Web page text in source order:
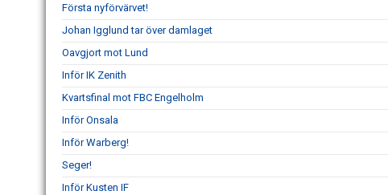
Första nyförvärvet!
Johan Igglund tar över damlaget
Oavgjort mot Lund
Inför IK Zenith
Kvartsfinal mot FBC Engelholm
Inför Onsala
Inför Warberg!
Seger!
Inför Kusten IF